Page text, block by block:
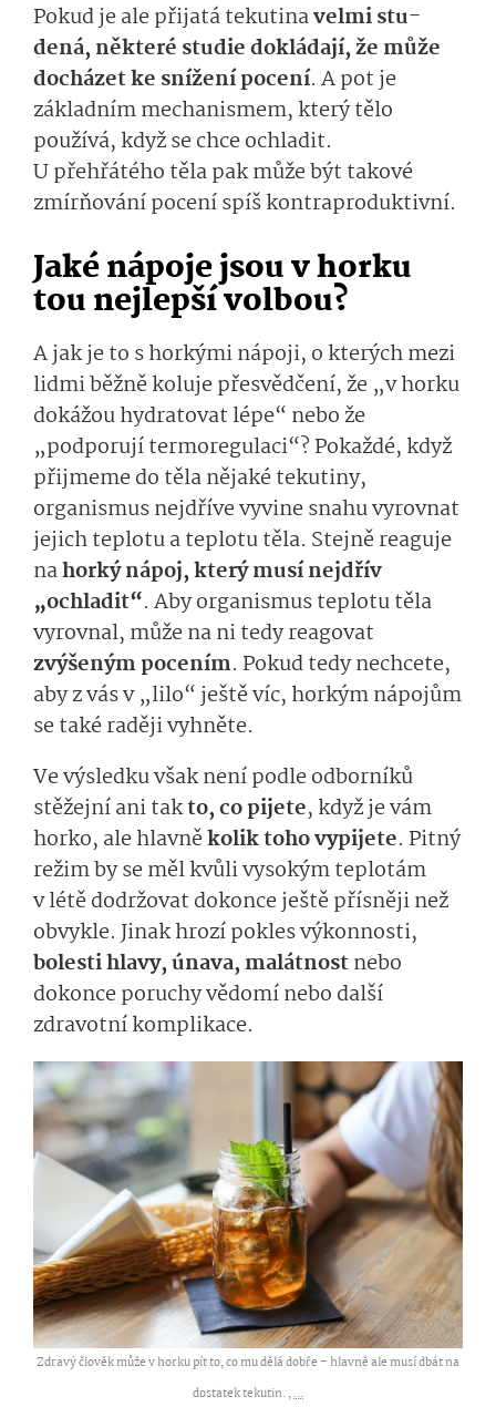
Pokud jealepřijatá tekutinavelmistu­
dená, některé studie dokládají, že může
docházetke snížení pocení. A pot je
základním mechanismem, kterýtělo
používá, když se chce ochladit.
U přehřátého tělapakmůže být takové
zmírňovánípo­ceníspíškon­traproduktivní­.
Jaké nápoje jsou v horku
tou nejlepší volbou?
A jak je to s horkými nápoji, o kterých mezi
lidmi běžně koluje přesvědčení, že „v horku
dokážou hydratovat lépe“ nebo že
„podporují termoregulaci“?Po­každé, když
přijmeme do těla nějaké tekutiny,
organismusnej­dřívevyvine snahu vyrovnat
jejich teplotu ateplotutěla. Stejně reaguje
nahorký nápoj,kterýmu­sí nejdřív
„ochladit“. Aby organismus teplotu těla
vyrovnal, může na nitedyreagovat
zvýšeným pocením. Pokud tedy nechcete,
aby z vás v „lilo“ ještě víc, horkým nápojům
se také raději vyhněte.
Ve výsledku však není podle odborníků
stěžejní ani takto, co pijete, když je vám
horko, ale hlavněkolik tohovypijete. Pitný
režimby se měl kvůli vysokým teplotám
v létě dodržovat dokonce ještěpřísněji než
obvykle.Jinak hrozípokles výkonnosti,
bolesti hlavy,únava, malátnostnebo
dokonce poruchy vědomí nebo další
zdravotníkom­plikace.
Zdravý člověk může v horku pít to, co mu dělá dobře – hlavně ale musí dbát na
dostatek tekutin. ,...